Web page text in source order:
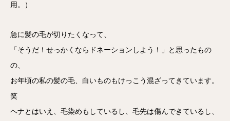
用。）
急に髪の毛が切りたくなって、
「そうだ！せっかくならドネーションしよう！」と思ったもの
の、
お年頃の私の髪の毛、白いものもけっこう混ざってきています。
笑
ヘナとはいえ、毛染めもしているし、毛先は傷んできているし、